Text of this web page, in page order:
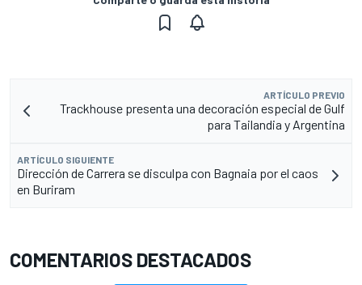
ARTÍCULO PREVIO
Trackhouse presenta una decoración especial de Gulf
para Tailandia y Argentina
ARTÍCULO SIGUIENTE
Dirección de Carrera se disculpa con Bagnaia por el caos
en Buriram
COMENTARIOS DESTACADOS